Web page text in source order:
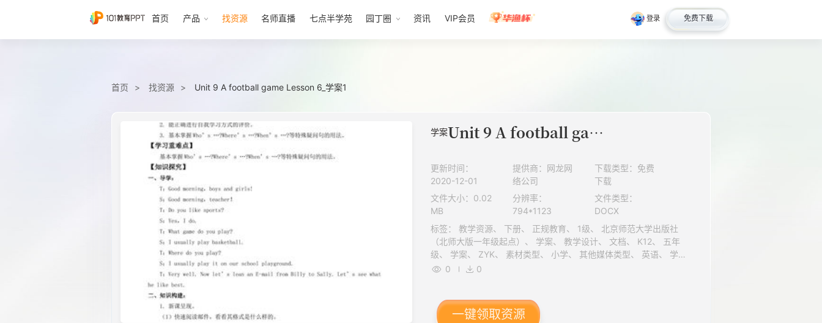
首页 产品 找资源 名师直播 七点半学苑 园丁圈 资讯 VIP会员 登录 免费下载
首页 找资源 Unit 9 A football game Lesson 6_学案1
学案 Unit 9 A football game Lesson 6_学案1
更新时间：
2020-12-01
提供商：网龙网
络公司
下载类型：免费
下载
文件大小：0.02
MB
分辨率：
794*1123
文件类型：
DOCX
标签： 教学资源、 下册、 正规教育、 1级、 北京师范大学出版社
（北师大版一年级起点）、 学案、 教学设计、 文档、 K12、 五年
级、 学案、 ZYK、 素材类型、 小学、 其他媒体类型、 英语、 学习
0 0
一键领取资源